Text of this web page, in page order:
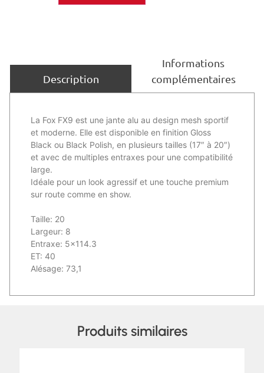
Description
Informations
complémentaires
La Fox FX9 est une jante alu au design mesh sportif
et moderne. Elle est disponible en finition Gloss
Black ou Black Polish, en plusieurs tailles (17″ à 20″)
et avec de multiples entraxes pour une compatibilité
large.
Idéale pour un look agressif et une touche premium
sur route comme en show.
Taille: 20
Largeur: 8
Entraxe: 5×114.3
ET: 40
Alésage: 73,1
Produits similaires